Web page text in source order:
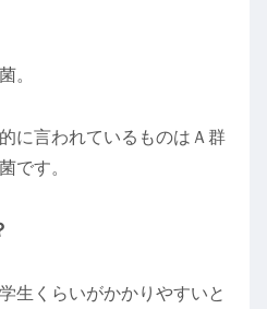
。
に言われているものはＡ群
です。
生くらいがかかりやすいと